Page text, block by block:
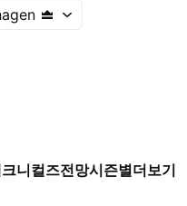
니컬즈전망시즌별더보기